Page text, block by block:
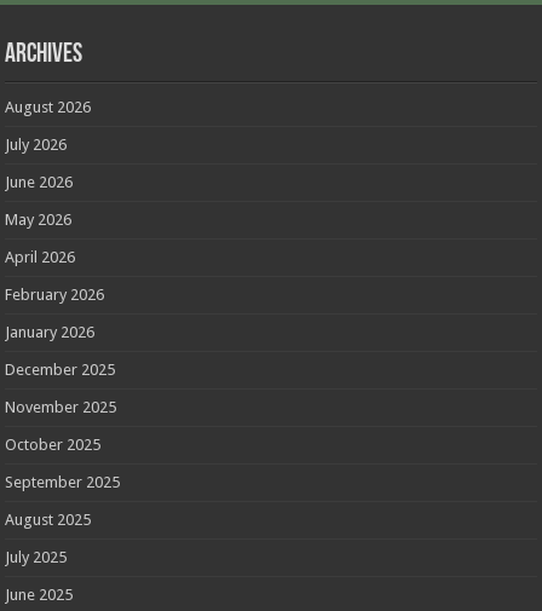
Archives
August 2026
July 2026
June 2026
May 2026
April 2026
February 2026
January 2026
December 2025
November 2025
October 2025
September 2025
August 2025
July 2025
June 2025